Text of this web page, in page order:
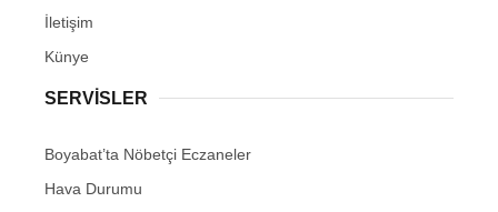
İletişim
Künye
SERVISLER
Boyabat’ta Nöbetçi Eczaneler
Hava Durumu